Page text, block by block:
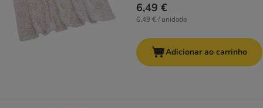
6,49 €
6,49 € / unidade
Adicionar ao carrinho